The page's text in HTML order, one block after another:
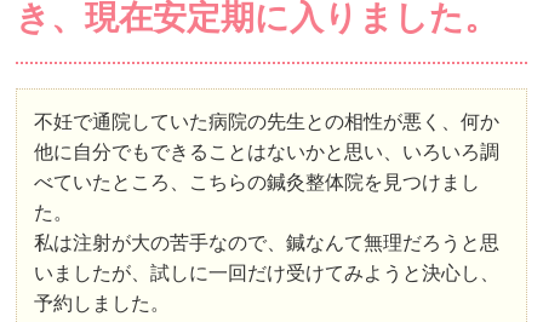
き、現在安定期に入りました。
不妊で通院していた病院の先生との相性が悪く、何か
他に自分でもできることはないかと思い、いろいろ調
べていたところ、こちらの鍼灸整体院を見つけまし
た。
私は注射が大の苦手なので、鍼なんて無理だろうと思
いましたが、試しに一回だけ受けてみようと決心し、
予約しました。